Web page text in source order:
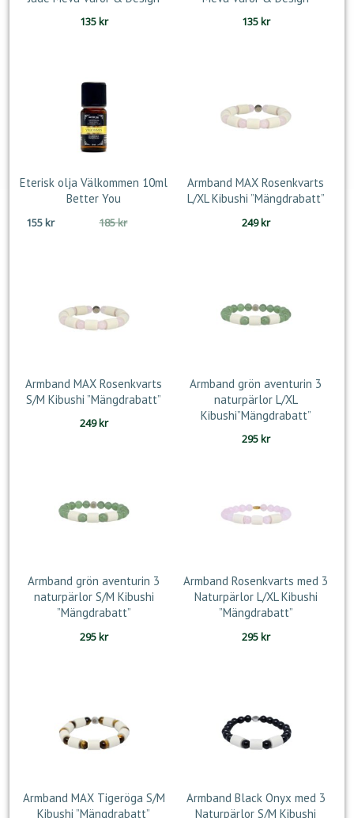
135kr 135kr
Eterisk olja Välkommen 10ml
Better You
185krDet
155kr
Det
Armband MAX Rosenkvarts
L/XL Kibushi ”Mängdrabatt”
249kr
Armband MAX Rosenkvarts
S/M Kibushi ”Mängdrabatt”
249kr
Armband grön aventurin 3
naturpärlor L/XL
Kibushi”Mängdrabatt”
295 kr
Armband grön aventurin 3
naturpärlor S/M Kibushi
”Mängdrabatt”
295kr
Armband Rosenkvarts med 3
Naturpärlor L/XL Kibushi
”Mängdrabatt”
295kr
Armband MAX Tigeröga S/M
Kibushi ”Mängdrabatt”
Armband Black Onyx med 3
Naturpärlor S/M Kibushi